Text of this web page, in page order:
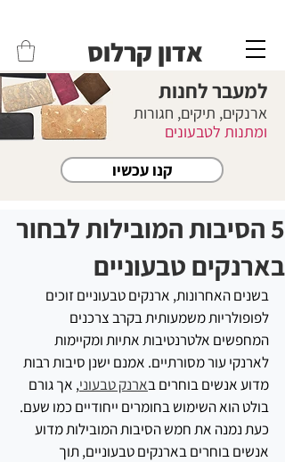
אדון קרלוס
למעבר לחנות
ארנקים, תיקים, חגורות
ומתנות לטבעונים
קנו עכשיו
5 הסיבות המובילות לבחור
בארנקים טבעוניים
בשנים האחרונות, ארנקים טבעוניים זוכים
לפופולריות משמעותית בקרב צרכנים
המחפשים אלטרנטיבות אתיות ומקיימות
לארנקי עור מסורתיים. אמנם ישנן סיבות רבות
מדוע אנשים בוחרים בארנק טבעוני, אך גורם
בולט הוא השימוש בחומרים ייחודיים כמו שעם.
כעת נמנה את חמש הסיבות המובילות מדוע
אנשים בוחרים בארנקים טבעוניים, תוך